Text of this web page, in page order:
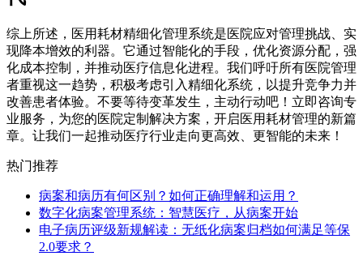
综上所述，医用耗材精细化管理系统是医院应对管理挑战、实
现降本增效的利器。它通过智能化的手段，优化资源分配，强
化成本控制，并推动医疗信息化进程。我们呼吁所有医院管理
者重视这一趋势，积极考虑引入精细化系统，以提升竞争力并
改善患者体验。不要等待变革发生，主动行动吧！立即咨询专
业服务，为您的医院定制解决方案，开启医用耗材管理的新篇
章。让我们一起推动医疗行业走向更高效、更智能的未来！
热门推荐
病案和病历有何区别？如何正确理解和运用？
数字化病案管理系统：智慧医疗，从病案开始
电子病历评级新规解读：无纸化病案归档如何满足等保
2.0要求？